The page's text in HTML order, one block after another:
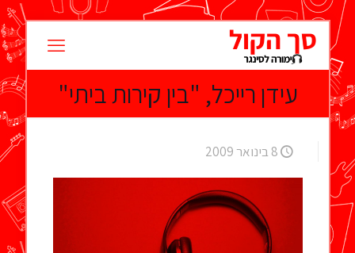
עידן רייכל, "בין קירות ביתי"
8 בינואר 2009